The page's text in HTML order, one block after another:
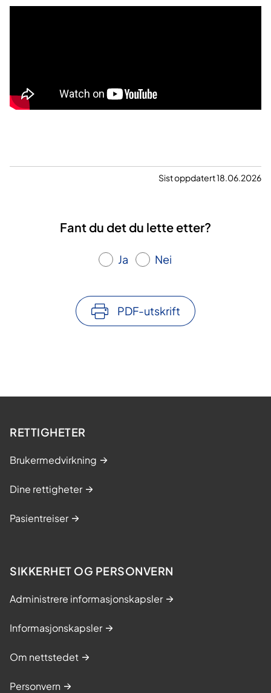
Sist oppdatert 18.06.2026
Fant du det du lette etter?
Ja Nei
PDF-utskrift
RETTIGHETER
Brukermedvirkning
Dine rettigheter
Pasientreiser
SIKKERHET OG PERSONVERN
Administrere informasjonskapsler
Informasjonskapsler
Om nettstedet
Personvern